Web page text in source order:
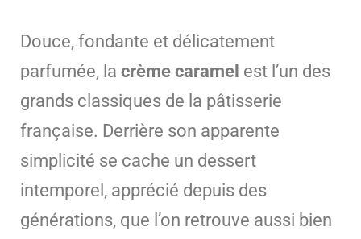
Douce, fondante et délicatement
parfumée, la crème caramel est l’un des
grands classiques de la pâtisserie
française. Derrière son apparente
simplicité se cache un dessert
intemporel, apprécié depuis des
générations, que l’on retrouve aussi bien